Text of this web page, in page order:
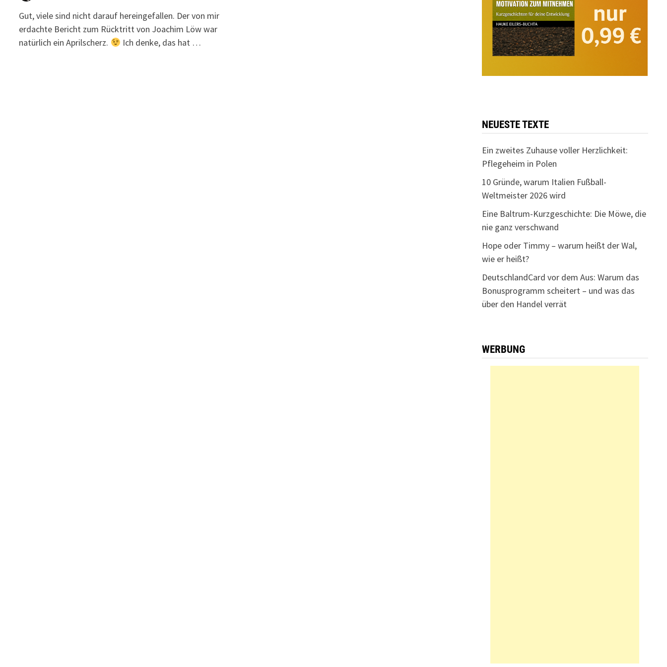
Gut, viele sind nicht darauf hereingefallen. Der von mir
erdachte Bericht zum Rücktritt von Joachim Löw war
natürlich ein Aprilscherz.
Ich denke, das hat …
NEUESTE TEXTE
Ein zweites Zuhause voller Herzlichkeit:
Pflegeheim in Polen
10 Gründe, warum Italien Fußball-
Weltmeister 2026 wird
Eine Baltrum-Kurzgeschichte: Die Möwe, die
nie ganz verschwand
Hope oder Timmy – warum heißt der Wal,
wie er heißt?
DeutschlandCard vor dem Aus: Warum das
Bonusprogramm scheitert – und was das
über den Handel verrät
WERBUNG